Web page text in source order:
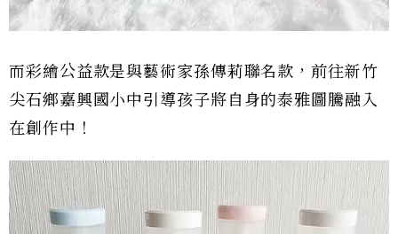
而彩繪公益款是與藝術家孫傳莉聯名款，前往新竹
尖石鄉嘉興國小中引導孩子將自身的泰雅圖騰融入
在創作中！